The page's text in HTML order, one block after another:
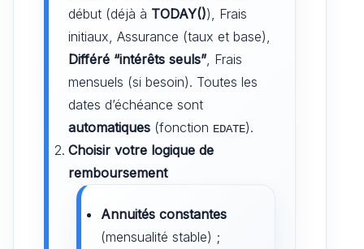
début (déjà à TODAY()), Frais
initiaux, Assurance (taux et base),
Différé “intérêts seuls” , Frais
mensuels (si besoin). Toutes les
dates d’échéance sont
automatiques (fonction EDATE).
Choisir votre logique de
remboursement
Annuités constantes
(mensualité stable) ;